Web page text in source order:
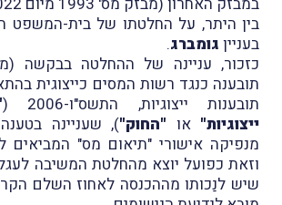
בין היתר, על החלטתו של בית-המשפט
בעניין גומברג.
כזכור, עניינה של ההחלטה בבקשה
תובענה כנגד רשות המסים כייצוגית
תובענות ייצוגיות, התשס"ו-2006 (
ייצוגיות" או "החוק"), שעניינה
מנפיקה אישורי "תיאום מס" המביאים
וזאת כפועל יוצא מהחלטת המשיבה
שיש לנַכותו מההכנסה לאחוז השלם